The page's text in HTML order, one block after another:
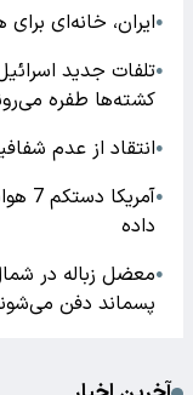
●ایران، خانه‌ای
●تلفات جدید
کشته‌ها طفره
●انتقاد از عدم
●
داده
●معضل زباله در
پسماند دفن